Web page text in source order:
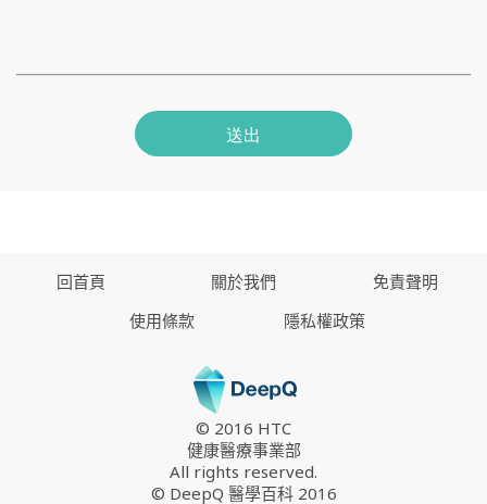
送出
回首頁 關於我們
免責聲明
使用條款
隱私權政策
© 2016 HTC
健康醫療事業部
All rights reserved.
© DeepQ 醫學百科 2016